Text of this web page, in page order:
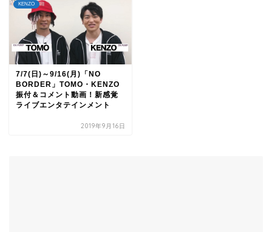
KENZO
7/7(日)～9/16(月)「NO
BORDER」TOMO・KENZO
振付＆コメント動画！新感覚
ライブエンタテインメント
2019年9月16日